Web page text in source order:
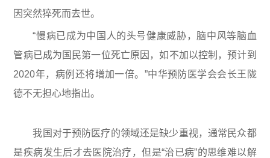
因突然猝死而去世。
“慢病已成为中国人的头号健康威胁，脑中风等脑血
管病已成为国民第一位死亡原因，如不加以控制，预计到
2020年，病例还将增加一倍。”中华预防医学会会长王陇
德不无担心地指出。
我国对于预防医疗的领域还是缺少重视，通常民众都
是疾病发生后才去医院治疗，但是“治已病”的思维难以解